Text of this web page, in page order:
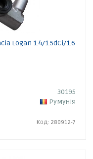
Logan 1.4/1.5dCi/1.6
30195
Румунія
Код: 280912-7